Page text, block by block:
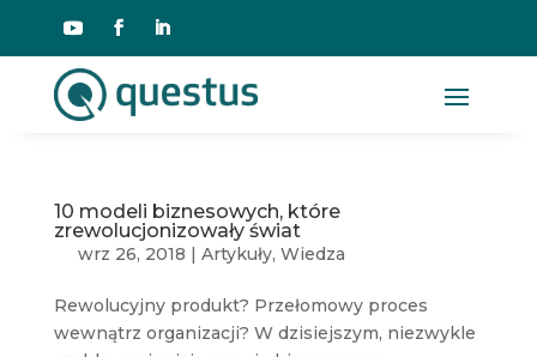
10 modeli biznesowych, które
zrewolucjonizowały świat
wrz 26, 2018 | Artykuły, Wiedza
Rewolucyjny produkt? Przełomowy proces
wewnątrz organizacji? W dzisiejszym, niezwykle